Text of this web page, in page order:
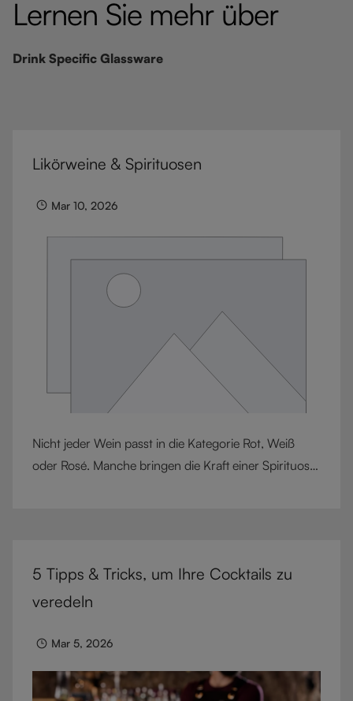
Lernen Sie mehr über
Drink Specific Glassware
Likörweine & Spirituosen
Mar 10, 2026
Nicht jeder Wein passt in die Kategorie Rot, Weiß
oder Rosé. Manche bringen die Kraft einer Spirituose
Blog werfen wir einen Blick auf die Welt der Likör-
und aromatisierten Weine: Was sie ausmacht, wie
Aromen optimal entfaltet. Zeit, das Glas zu heben –
5 Tipps & Tricks, um Ihre Cocktails zu
veredeln
Mar 5, 2026